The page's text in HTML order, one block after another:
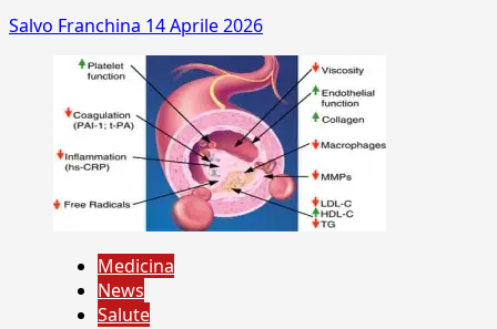
Salvo Franchina 14 Aprile 2026
Medicina
News
Salute